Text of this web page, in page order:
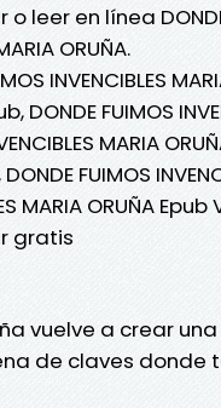
leer en línea
ORUÑA.
INVENCIBLES
DONDE FUIMOS
MARIA
DONDE FUIMOS
MARIA ORUÑA Epub
gratis
vuelve a crear
de claves donde